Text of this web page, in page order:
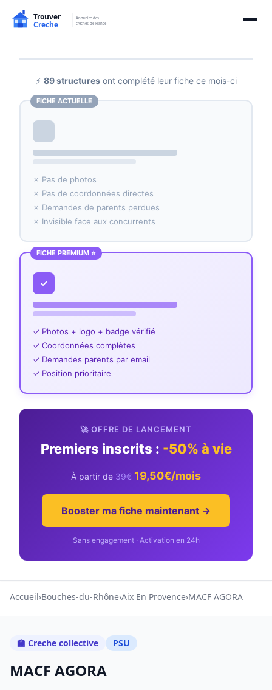
⚡ 89 structuresont complété leur fiche ce mois-ci
FICHE ACTUELLE
✗ Pas de photos
✗ Pas de coordonnées directes
✗ Demandes de parents perdues
✗ Invisible face aux concurrents
FICHE PREMIUM ⭐
✓
✓ Photos + logo + badge vérifié
✓ Coordonnées complètes
✓ Demandes parents par email
✓ Position prioritaire
🚀 OFFRE DE LANCEMENT
Premiers inscrits : -50% à vie
À partir de 39€ 19,50€/mois
Booster ma fiche maintenant →
Sans engagement · Activation en 24h
Accueil›Bouches-du-Rhône›Aix En Provence›MACF AGORA
🏫 Creche collective PSU
MACF AGORA